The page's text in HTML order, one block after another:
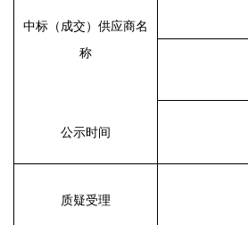
中标（成交）供应商名
称
公示时间
质疑受理